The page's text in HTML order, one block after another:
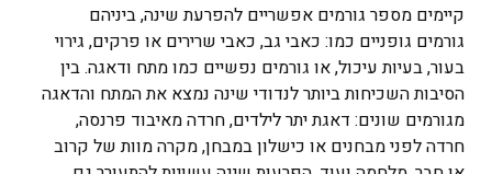
קיימים מספר גורמים אפשריים להפרעת שינה, ביניהם
גורמים גופניים כמו: כאבי גב, כאבי שרירים או פרקים, גירוי
בעור, בעיות עיכול, או גורמים נפשיים כמו מתח ודאגה. בין
הסיבות השכיחות ביותר לנדודי שינה נמצא את המתח והדאגה
מגורמים שונים: דאגת יתר לילדים, חרדה מאיבוד פרנסה,
חרדה לפני מבחנים או כישלון במבחן, מקרה מוות של קרוב